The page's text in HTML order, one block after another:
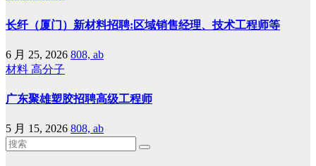
长纤（厦门）新材料招聘:区域销售经理、技术工程师等
6 月 25, 2026 808, ab
材料 高分子
广东聚雄塑胶招聘高级工程师
5 月 15, 2026 808, ab